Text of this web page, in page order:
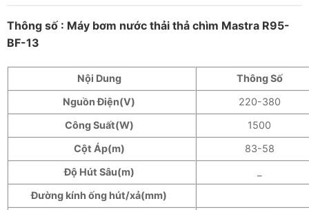
Thông số : Máy bơm nước thải thả chìm Mastra R95-
BF-13
Nội Dung
Thông Số
Nguồn Điện(V)
220-380
Công Suất(W)
1500
Cột Áp(m)
83-58
Độ Hút Sâu(m)
Đường kính ống hút/xả(mm)